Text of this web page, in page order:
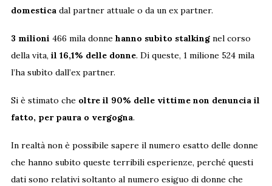
domesticadal partner attuale o da un ex partner.
3 milioni 466 mila donne hanno subìto stalkingnel corso
della vita, il 16,1% delle donne. Di queste, 1 milione 524 mila
l’ha subìto dall’ex partner.
Si è stimato che oltre il 90% delle vittime non denuncia il
fatto, per paura o vergogna.
In realtà non è possibile sapere il numero esatto delle donne
che hanno subito queste terribili esperienze, perché questi
dati sono relativi soltanto al numero esiguo di donne che